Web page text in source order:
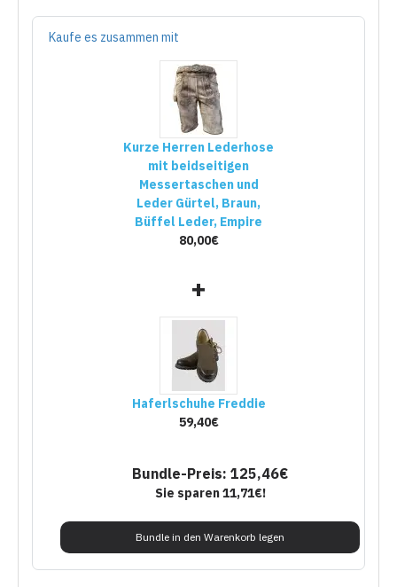
Kaufe es zusammen mit
Kurze Herren Lederhose
mit beidseitigen
Messertaschen und
Leder Gürtel, Braun,
Büffel Leder, Empire
80,00€
+
Haferlschuhe Freddie
59,40€
Bundle-Preis: 125,46€
Sie sparen 11,71€!
Bundle in den Warenkorb legen